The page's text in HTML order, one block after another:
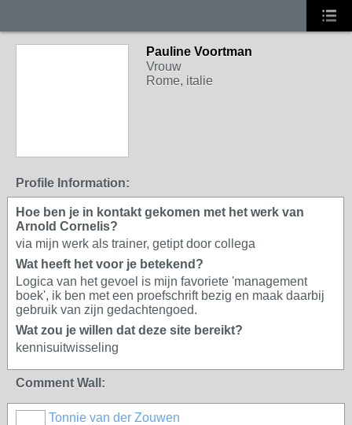
Pauline Voortman
Vrouw
Rome, italie
Profile Information:
Hoe ben je in kontakt gekomen met het werk van
Arnold Cornelis?
via mijn werk als trainer, getipt door collega
Wat heeft het voor je betekend?
Logica van het gevoel is mijn favoriete 'management
boek', ik ben met een proefschrift bezig en maak daarbij
gebruik van zijn gedachtengoed.
Wat zou je willen dat deze site bereikt?
kennisuitwisseling
Comment Wall:
Tonnie van der Zouwen